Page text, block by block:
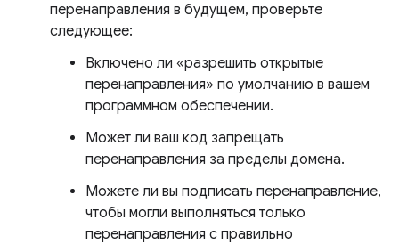
перенаправления в будущем, проверьте
следующее:
Включено ли «разрешить открытые
перенаправления» по умолчанию в вашем
программном обеспечении.
Может ли ваш код запрещать
перенаправления за пределы домена.
Можете ли вы подписать перенаправление,
чтобы могли выполняться только
перенаправления с правильно